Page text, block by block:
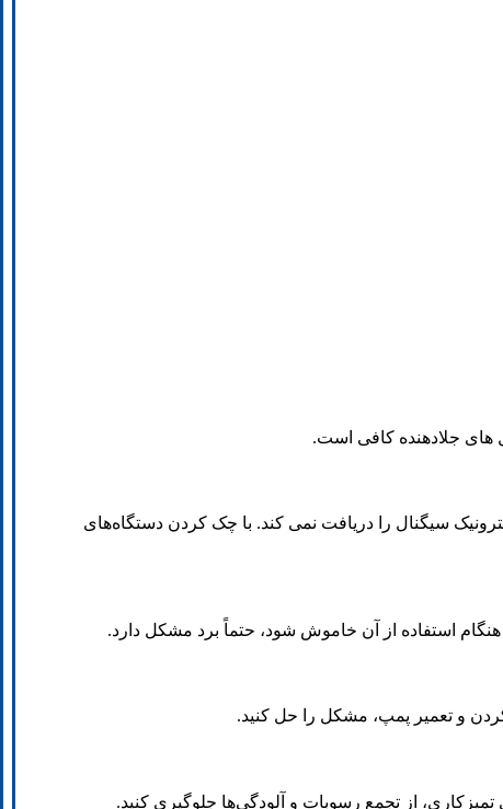
های جلادهنده کافی است.
سیگنال را دریافت نمی کند. با چک کردن دستگاه‌های
استفاده از آن خاموش شود، حتماً برد مشکل دارد.
و تعمیر پمپ، مشکل را حل کنید.
از تجمع رسوبات و آلودگی‌ها جلوگیری کنید.